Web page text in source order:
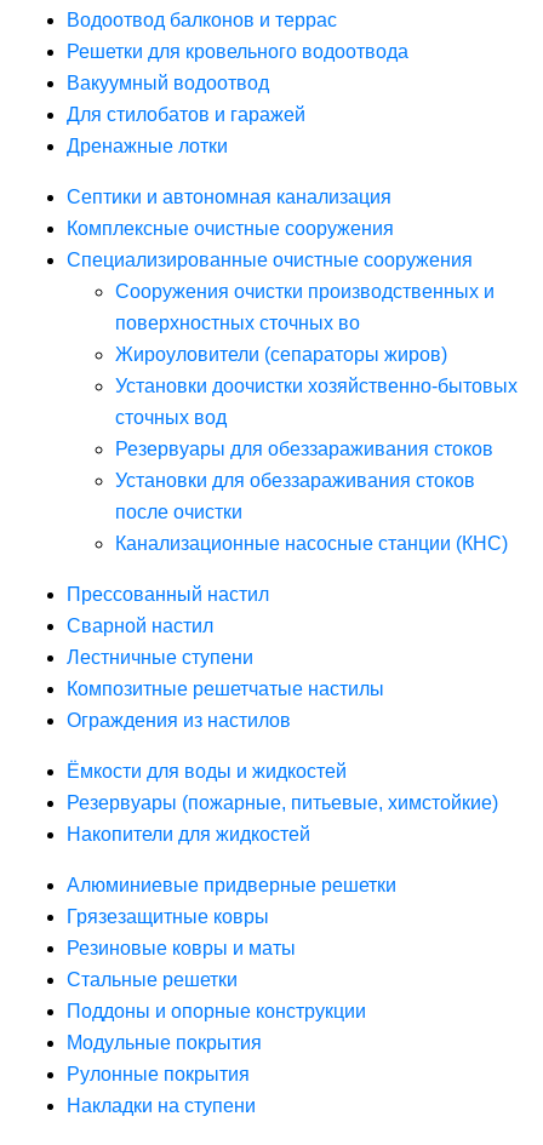
Водоотвод балконов и террас
Решетки для кровельного водоотвода
Вакуумный водоотвод
Для стилобатов и гаражей
Дренажные лотки
Септики и автономная канализация
Комплексные очистные сооружения
Специализированные очистные сооружения
Сооружения очистки производственных и
поверхностных сточных во
Жироуловители (сепараторы жиров)
Установки доочистки хозяйственно-бытовых
сточных вод
Резервуары для обеззараживания стоков
Установки для обеззараживания стоков
после очистки
Канализационные насосные станции (КНС)
Прессованный настил
Сварной настил
Лестничные ступени
Композитные решетчатые настилы
Ограждения из настилов
Ёмкости для воды и жидкостей
Резервуары (пожарные, питьевые, химстойкие)
Накопители для жидкостей
Алюминиевые придверные решетки
Грязезащитные ковры
Резиновые ковры и маты
Стальные решетки
Поддоны и опорные конструкции
Модульные покрытия
Рулонные покрытия
Накладки на ступени